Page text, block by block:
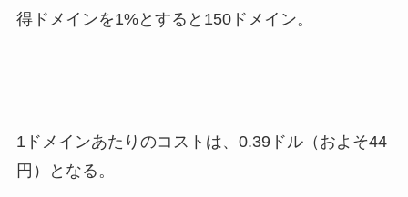
得ドメインを1%とすると150ドメイン。
1ドメインあたりのコストは、0.39ドル（およそ44
円）となる。